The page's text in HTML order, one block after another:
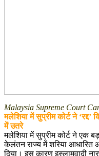
Malaysia Supreme Court
मलेशिया में सुप्रीम कोर्ट ने
में उतरे
मलेशिया में सुप्रीम कोर्ट ने एक
केलंतन राज्य में शरिया आधारित
दिया। इस कारण इस्लामवादी